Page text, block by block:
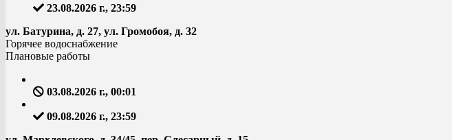
23.08.2026 г., 23:59
ул. Батурина, д. 27, ул. Громобоя, д. 32
Горячее водоснабжение
Плановые работы
03.08.2026 г., 00:01
09.08.2026 г., 23:59